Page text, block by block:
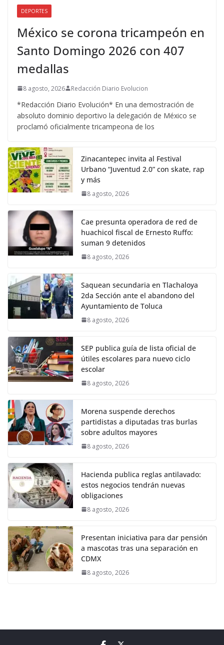
DEPORTES
México se corona tricampeón en
Santo Domingo 2026 con 407
medallas
8 agosto, 2026 Redacción Diario Evolucion
*Redacción Diario Evolución* En una demostración de
absoluto dominio deportivo la delegación de México se
proclamó oficialmente tricampeona de los
Zinacantepec invita al Festival
Urbano “Juventud 2.0” con skate, rap
y más
8 agosto, 2026
Cae presunta operadora de red de
huachicol fiscal de Ernesto Ruffo:
suman 9 detenidos
8 agosto, 2026
Saquean secundaria en Tlachaloya
2da Sección ante el abandono del
Ayuntamiento de Toluca
8 agosto, 2026
SEP publica guía de lista oficial de
útiles escolares para nuevo ciclo
escolar
8 agosto, 2026
Morena suspende derechos
partidistas a diputadas tras burlas
sobre adultos mayores
8 agosto, 2026
Hacienda publica reglas antilavado:
estos negocios tendrán nuevas
obligaciones
8 agosto, 2026
Presentan iniciativa para dar pensión
a mascotas tras una separación en
CDMX
8 agosto, 2026